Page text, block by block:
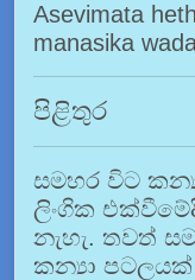
Asevimata
manasika
පිළිතුර
සමහර විට
ලිංගික
නැහැ. තවත්
කන්‍යා